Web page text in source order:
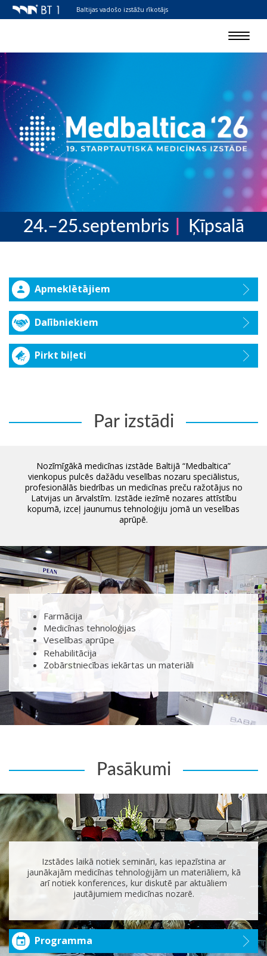
Baltijas vadošo izstāžu rīkotājs
Toggle
24.–25.septembris Ķīpsalā
Apmeklētājiem
Dalībniekiem
Pirkt biļeti
Par izstādi
Nozīmīgākā medicīnas izstāde Baltijā “Medbaltica”
vienkopus pulcēs dažādu veselības nozaru speciālistus,
profesionālās biedrības un medicīnas preču ražotājus no
Latvijas un ārvalstīm. Izstāde iezīmē nozares attīstību
kopumā, izceļ jaunumus tehnoloģiju jomā un veselības
aprūpē.
Farmācija
Medicīnas tehnoloģijas
Veselības aprūpe
Rehabilitācija
Zobārstniecības iekārtas un materiāli
Pasākumi
Izstādes laikā notiek semināri, kas iepazīstina ar
jaunākajām medicīnas tehnoloģijām un materiāliem, kā
arī notiek konferences, kur diskutē par aktuāliem
jautājumiem medicīnas nozarē.
Programma